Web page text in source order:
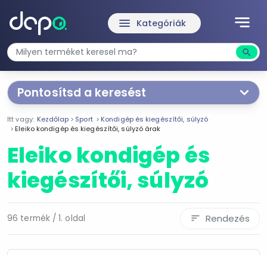
notes
menu Kategóriák
search
Pontosítsd a keresést
Segítünk a keresésben!
Válaszd ki a jellemzőketTe magad!
Ár szűrése
1 990 Ft 252 990 Ft
Itt vagy: Kezdőlap Sport
Kondigép és kiegészítői, súlyzó
Eleiko kondigép és kiegészítői, súlyzó árak
Eleiko kondigép és
kiegészítői, súlyzó
96 termék / 1. oldal sort Rendezés